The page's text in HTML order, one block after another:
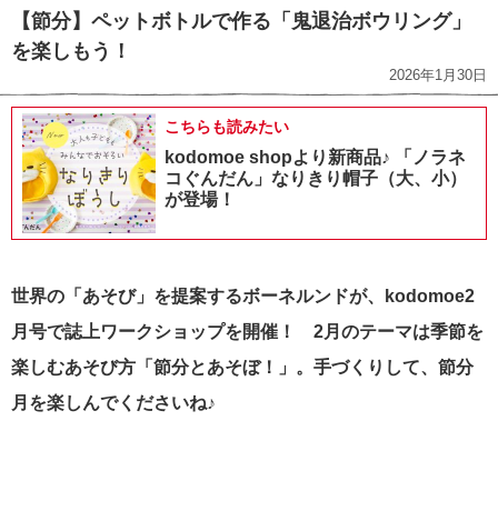
【節分】ペットボトルで作る「鬼退治ボウリング」
を楽しもう！
2026年1月30日
こちらも読みたい
kodomoe shopより新商品♪ 「ノラネ
コぐんだん」なりきり帽子（大、小）
が登場！
世界の「あそび」を提案するボーネルンドが、kodomoe2
月号で誌上ワークショップを開催！ 2月のテーマは季節を
楽しむあそび方「節分とあそぼ！」。手づくりして、節分
月を楽しんでくださいね♪